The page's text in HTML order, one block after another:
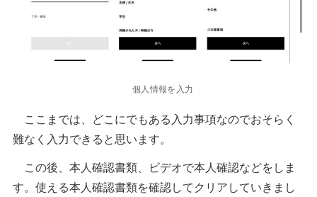
個人情報を入力
ここまでは、どこにでもある入力事項なのでおそらく
難なく入力できると思います。
この後、本人確認書類、ビデオで本人確認などをしま
す。使える本人確認書類を確認してクリアしていきまし